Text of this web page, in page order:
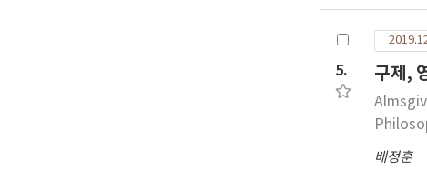
지 못
마침내
의 호
에 의
다. 조
러
하는데
5. 구제,
배정훈